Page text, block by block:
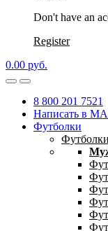
Don't have an
Register
0.00 руб.
8 800 201 7521
Написать в
Футболки